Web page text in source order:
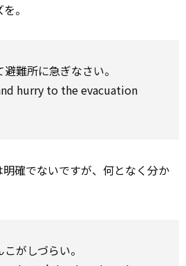
。
難所に急ぎなさい。
hurry to the evacuation
明確でないですが、何となく分か
がしづらい。